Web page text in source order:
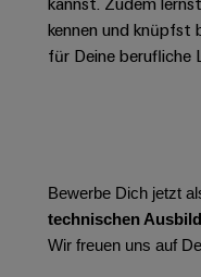
Herausforderungen
im
digitale
Lösungen
für
klimafreundliche
PCB
Connector
Services
Weidmüller
Industrial
&
Cloud-
Services
&
Events
kennen und knüpfst
für Deine berufliche
Bewerbe Dich jetzt
technischen
Wir freuen uns auf